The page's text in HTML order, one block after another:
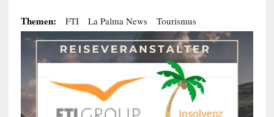
Themen: FTI La Palma News Tourismus